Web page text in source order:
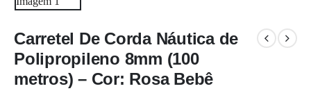
Carretel De Corda Náutica de
Polipropileno 8mm (100
metros) – Cor: Rosa Bebê